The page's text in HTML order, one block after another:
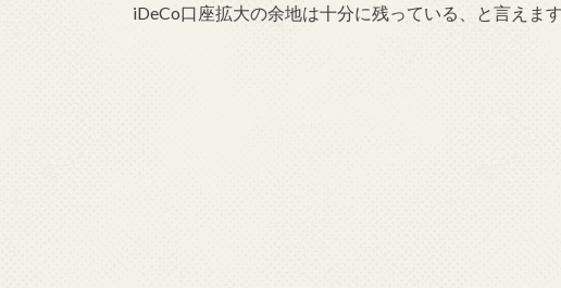
iDeCo口座拡大の余地は十分に残っている、と言えます